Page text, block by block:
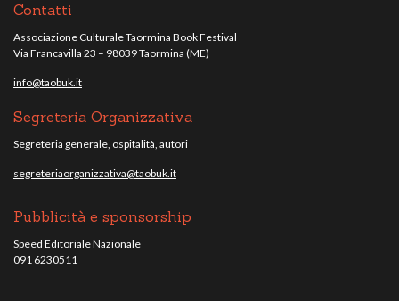
Contatti
Associazione Culturale Taormina Book Festival
Via Francavilla 23 – 98039 Taormina (ME)
info@taobuk.it
Segreteria Organizzativa
Segreteria generale, ospitalità, autori
segreteriaorganizzativa@taobuk.it
Pubblicità e sponsorship
Speed Editoriale Nazionale
091 6230511